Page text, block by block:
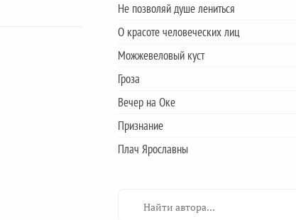
Не позволяй душе лениться
О красоте человеческих лиц
Можжевеловый куст
Гроза
Вечер на Оке
Признание
Плач Ярославны